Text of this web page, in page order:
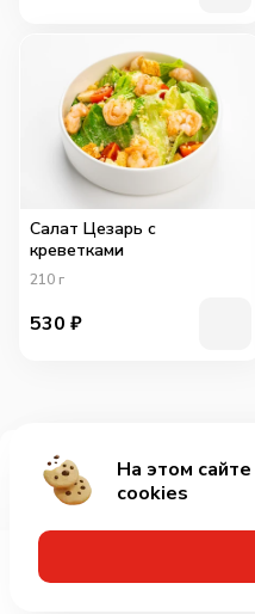
Салат Цезарь с
креветками
210 г
530 ₽
На этом
cookies